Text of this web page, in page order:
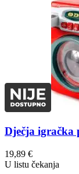
Dječja igračka
19,89 €
U listu čekanja